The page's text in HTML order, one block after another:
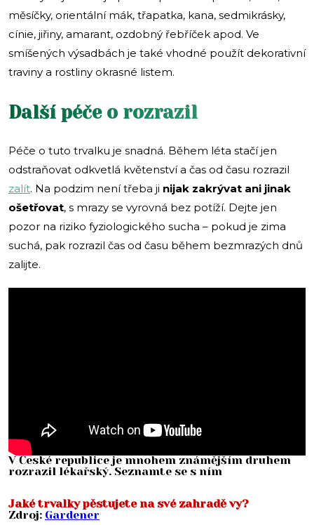
měsíčky, orientální mák, třapatka, kana, sedmikrásky,
cínie, jiřiny, amarant, ozdobný řebříček apod. Ve
smíšených výsadbách je také vhodné použít dekorativní
traviny a rostliny okrasné listem.
Další péče o rozrazil
Péče o tuto trvalku je snadná. Během léta stačí jen
odstraňovat odkvetlá květenství a čas od času rozrazil
zalít. Na podzim není třeba ji nijak zakrývat ani jinak
ošetřovat, s mrazy se vyrovná bez potíží. Dejte jen
pozor na riziko fyziologického sucha – pokud je zima
suchá, pak rozrazil čas od času během bezmrazých dnů
zalijte.
V České republice je mnohem známějším druhem
rozrazil lékařský. Seznamte se s ním
Jaké trvalky pěstujete na své zahradě vy?
Zdroj: Gardener